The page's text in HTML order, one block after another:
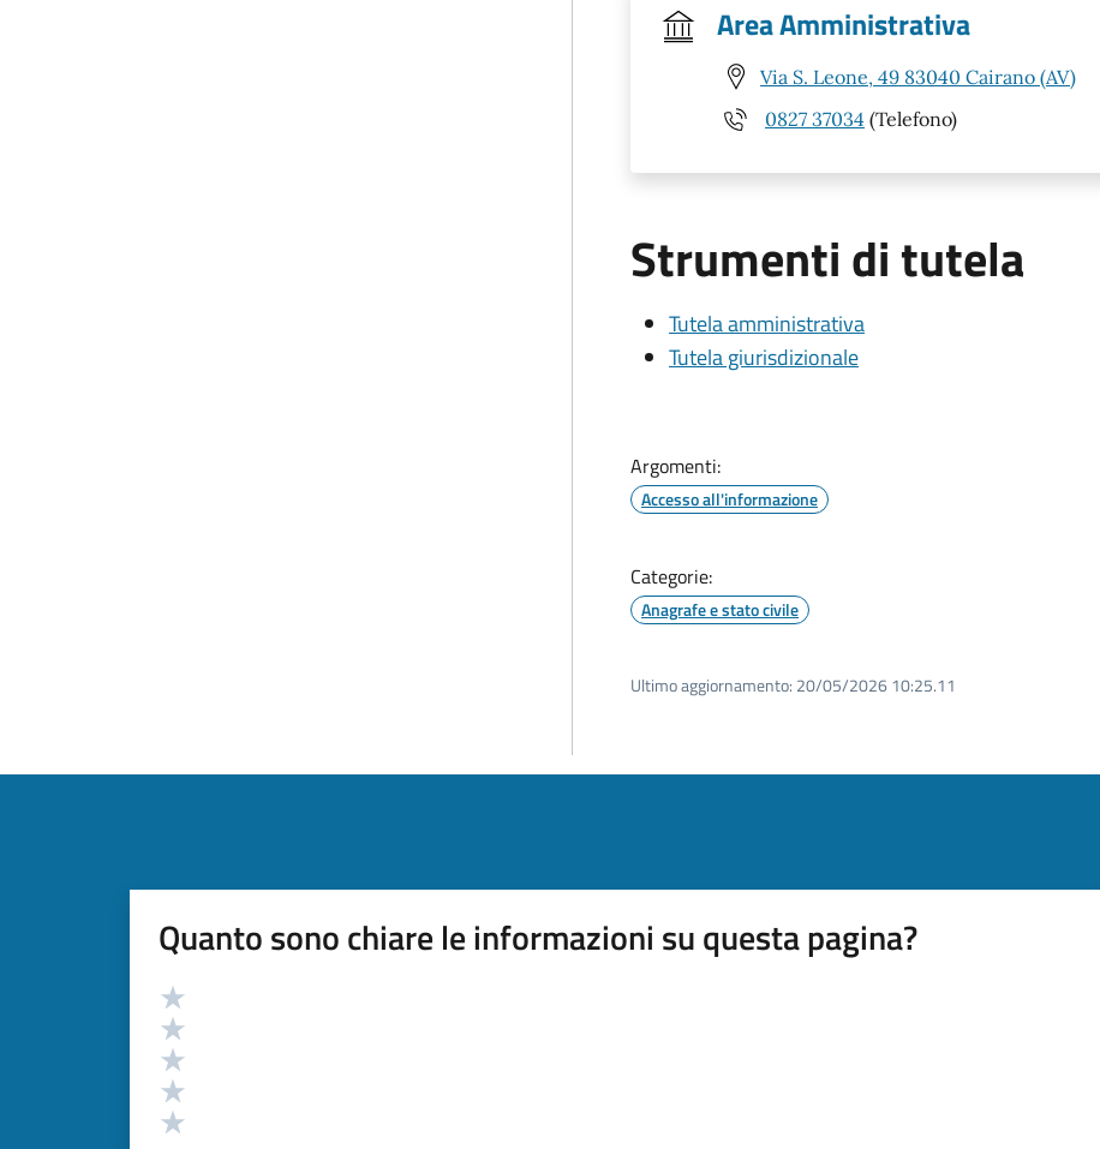
Area Amministrativa
Via S. Leone, 49 83040 Cairano (AV)
0827 37034 (Telefono)
Strumenti di tutela
Tutela amministrativa
Tutela giurisdizionale
Argomenti:
Accesso all'informazione
Categorie:
Anagrafe e stato civile
Ultimo aggiornamento: 20/05/2026 10:25.11
Quanto sono chiare le informazioni su questa pagina?
Valutazione